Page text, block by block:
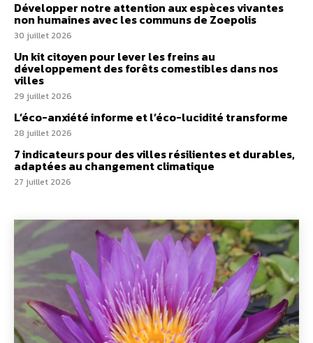
Développer notre attention aux espèces vivantes
non humaines avec les communs de Zoepolis
30 juillet 2026
Un kit citoyen pour lever les freins au
développement des forêts comestibles dans nos
villes
29 juillet 2026
L’éco-anxiété informe et l’éco-lucidité transforme
28 juillet 2026
7 indicateurs pour des villes résilientes et durables,
adaptées au changement climatique
27 juillet 2026